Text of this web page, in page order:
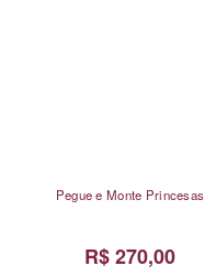
Pegue e Monte Princesas
R$ 270,00